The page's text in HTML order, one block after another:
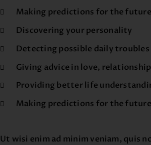
Making predictions for the future
Discovering your personality
Detecting possible daily troubles
Giving advice in love,
Providing better life
Making predictions for the future
Ut wisi enim ad minim veniam, quis